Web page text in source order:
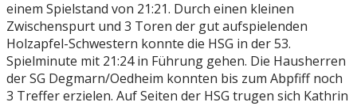
einem Spielstand von 21:21. Durch einen kleinen
Zwischenspurt und 3 Toren der gut aufspielenden
Holzapfel-Schwestern konnte die HSG in der 53.
Spielminute mit 21:24 in Führung gehen. Die Hausherren
der SG Degmarn/Oedheim konnten bis zum Abpfiff noch
3 Treffer erzielen. Auf Seiten der HSG trugen sich Kathrin